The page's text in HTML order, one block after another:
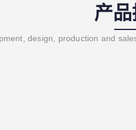
产
design, production and